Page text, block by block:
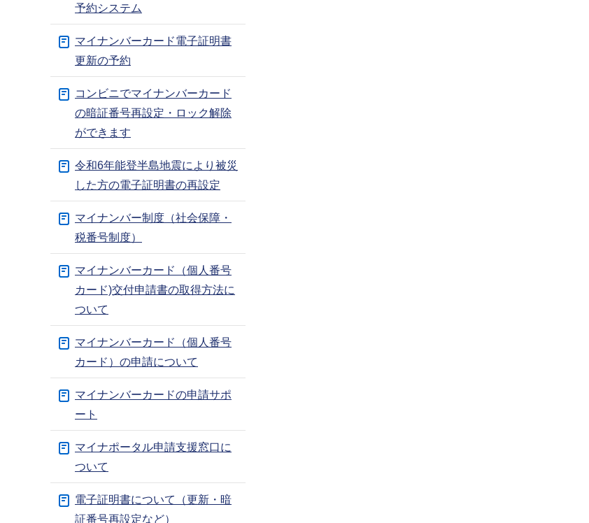
予約システム
マイナンバーカード電子証明書
更新の予約
コンビニでマイナンバーカード
の暗証番号再設定・ロック解除
ができます
令和6年能登半島地震により被災
した方の電子証明書の再設定
マイナンバー制度（社会保障・
税番号制度）
マイナンバーカード（個人番号
カード)交付申請書の取得方法に
ついて
マイナンバーカード（個人番号
カード）の申請について
マイナンバーカードの申請サポ
ート
マイナポータル申請支援窓口に
ついて
電子証明書について（更新・暗
証番号再設定など）